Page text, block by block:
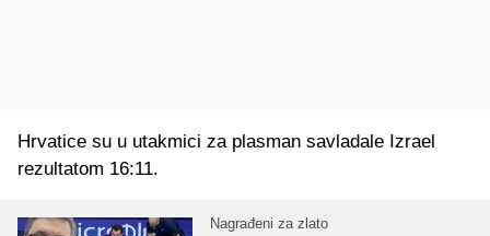
Hrvatice su u utakmici za plasman savladale Izrael
rezultatom 16:11.
Nagrađeni za zlato